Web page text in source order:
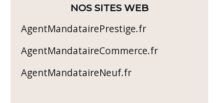
NOS SITES WEB
AgentMandatairePrestige.fr
AgentMandataireCommerce.fr
AgentMandataireNeuf.fr